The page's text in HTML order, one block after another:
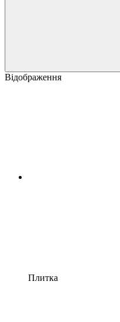
Відображення
Плитка